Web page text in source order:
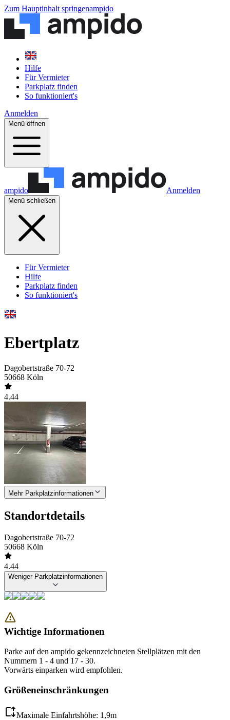
Zum Hauptinhalt springenampido
Hilfe
Für Vermieter
Parkplatz finden
So funktioniert's
Anmelden
Menü öffnen
ampido Anmelden
Menü schließen
Für Vermieter
Hilfe
Parkplatz finden
So funktioniert's
Ebertplatz
Dagobertstraße 70-72
50668 Köln
4.44
Mehr Parkplatzinformationen
Standortdetails
Dagobertstraße 70-72
50668 Köln
4.44
Weniger Parkplatzinformationen
Wichtige Informationen
Parke auf den ampido gekennzeichneten Stellplätzen mit den
Nummern 1 - 4 und 17 - 30.
Vorwärts einparken wird empfohlen.
Größeneinschränkungen
Maximale Einfahrtshöhe: 1,9m